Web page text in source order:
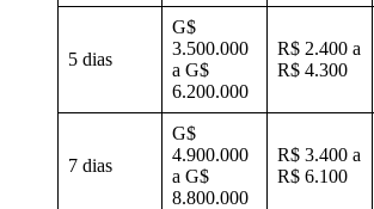
5 dias
G$
3.500.000
a G$
6.200.000
R$ 2.400 a
R$ 4.300
7 dias
G$
4.900.000
a G$
8.800.000
R$ 3.400 a
R$ 6.100